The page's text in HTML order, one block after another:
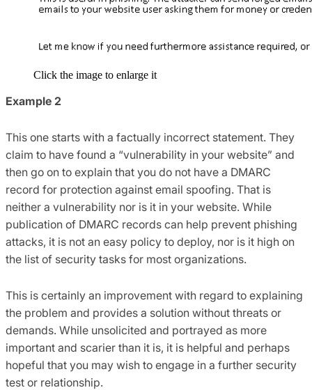
Click the image to enlarge it
Example 2
This one starts with a factually incorrect statement. They
claim to have found a “vulnerability in your website” and
then go on to explain that you do not have a DMARC
record for protection against email spoofing. That is
neither a vulnerability nor is it in your website. While
publication of DMARC records can help prevent phishing
attacks, it is not an easy policy to deploy, nor is it high on
the list of security tasks for most organizations.
This is certainly an improvement with regard to explaining
the problem and provides a solution without threats or
demands. While unsolicited and portrayed as more
important and scarier than it is, it is helpful and perhaps
hopeful that you may wish to engage in a further security
test or relationship.